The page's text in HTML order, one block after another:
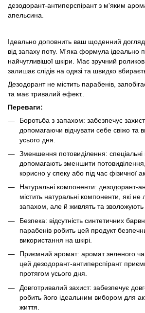
дезодорант-антиперспірант з м'яким
апельсина.
Ідеально доповнить ваш щоденний
від запаху поту. М'яка формула ідеально
найчутливішої шкіри. Має зручний
залишає слідів на одязі та швидко
Дезодорант не містить парабенів,
та має тривалий ефект..
Переваги:
Боротьба з запахом: забезпечує захист
допомагаючи відчувати себе свіжо та
усього дня.
Зменшення потовиділення:
допомагають зменшити
корисно у спеку або під час фізичної
Натуральні компоненти: дезодорант-
містить натуральні компоненти, які
запахом, але й живлять та зволожують
Безпека: відсутність синтетичних
парабенів робить цей продукт
використання на шкірі.
Приємний аромат: аромат зеленого
цей дезодорант-антиперспірант
протягом усього дня.
Довготривалий захист: забезпечує
робить його ідеальним вибором для
життя.